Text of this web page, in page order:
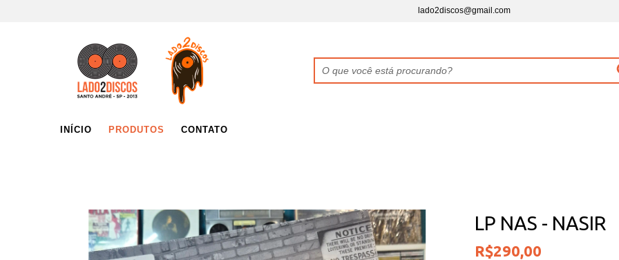
lado2discos@gmail.com
INÍCIO PRODUTOS CONTATO
LP NAS - NASIR
R$290,00